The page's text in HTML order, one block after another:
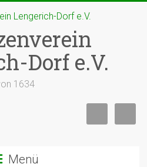
Dorf e.V.
1634
Menü